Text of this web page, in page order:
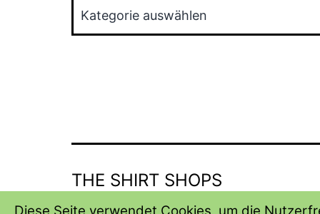
THE SHIRT SHOPS